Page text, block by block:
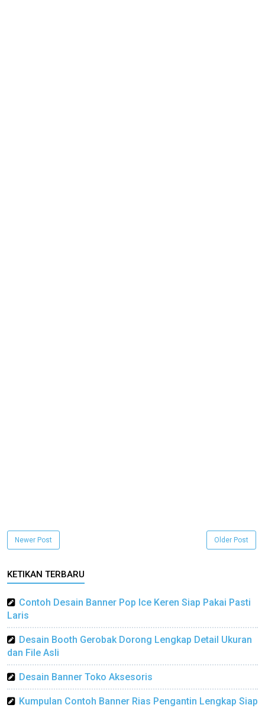
Newer Post Older Post
KETIKAN TERBARU
Contoh Desain Banner Pop Ice Keren Siap Pakai Pasti
Laris
Desain Booth Gerobak Dorong Lengkap Detail Ukuran
dan File Asli
Desain Banner Toko Aksesoris
Kumpulan Contoh Banner Rias Pengantin Lengkap Siap